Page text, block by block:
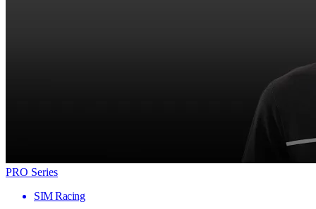
PRO Series
SIM Racing